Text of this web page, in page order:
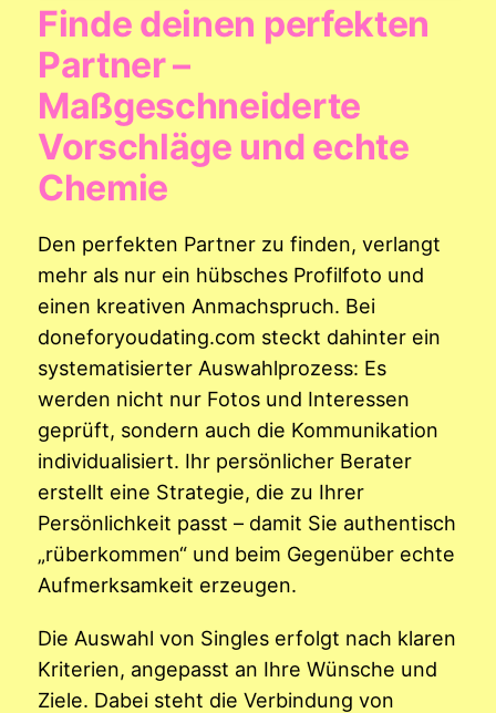
Finde deinen perfekten
Partner –
Maßgeschneiderte
Vorschläge und echte
Chemie
Den perfekten Partner zu finden, verlangt
mehr als nur ein hübsches Profilfoto und
einen kreativen Anmachspruch. Bei
doneforyoudating.com steckt dahinter ein
systematisierter Auswahlprozess: Es
werden nicht nur Fotos und Interessen
geprüft, sondern auch die Kommunikation
individualisiert. Ihr persönlicher Berater
erstellt eine Strategie, die zu Ihrer
Persönlichkeit passt – damit Sie authentisch
„rüberkommen“ und beim Gegenüber echte
Aufmerksamkeit erzeugen.
Die Auswahl von Singles erfolgt nach klaren
Kriterien, angepasst an Ihre Wünsche und
Ziele. Dabei steht die Verbindung von